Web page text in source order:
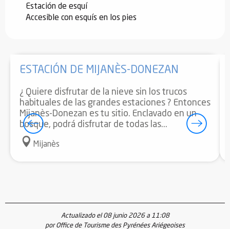
Estación de esquí
Accesible con esquís en los pies
ESTACIÓN DE MIJANÈS-DONEZAN
¿ Quiere disfrutar de la nieve sin los trucos
habituales de las grandes estaciones ? Entonces
Mijanès-Donezan es tu sitio. Enclavado en un
bosque, podrá disfrutar de todas las...
Mijanès
Actualizado el 08 junio 2026 a 11:08
por Office de Tourisme des Pyrénées Ariégeoises